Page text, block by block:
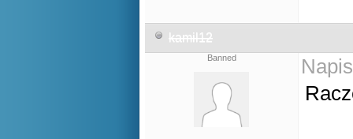
kamil12
Banned